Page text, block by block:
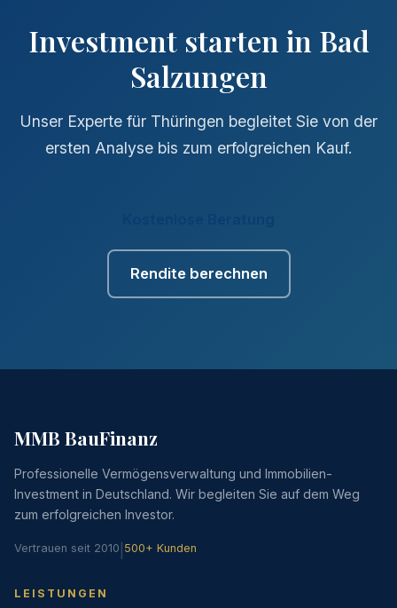
Investment starten in Bad
Salzungen
Unser Experte für Thüringen begleitet Sie von der
ersten Analyse bis zum erfolgreichen Kauf.
Rendite berechnen
MMB BauFinanz
Professionelle Vermögensverwaltung und Immobilien-
Investment in Deutschland. Wir begleiten Sie auf dem Weg
zum erfolgreichen Investor.
Vertrauen seit 2010 500+ Kunden
LEISTUNGEN